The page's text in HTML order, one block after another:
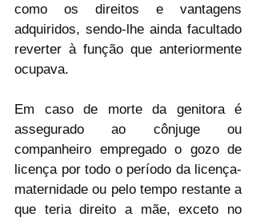
como os direitos e vantagens
adquiridos, sendo-lhe ainda facultado
reverter à função que anteriormente
ocupava.
Em caso de morte da genitora é
assegurado ao cônjuge ou
companheiro empregado o gozo de
licença por todo o período da licença-
maternidade ou pelo tempo restante a
que teria direito a mãe, exceto no